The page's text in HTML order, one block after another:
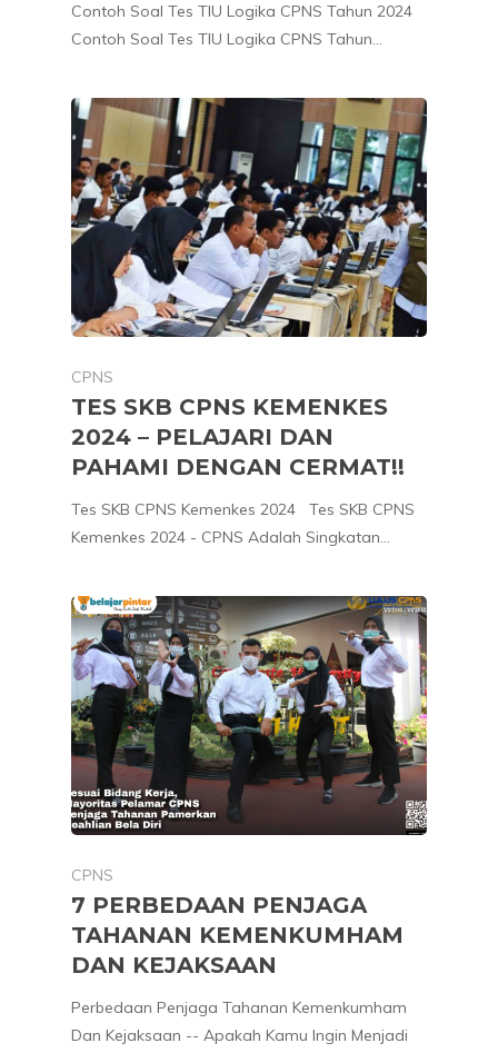
Contoh Soal Tes TIU Logika CPNS Tahun 2024
Contoh Soal Tes TIU Logika CPNS Tahun…
CPNS
TES SKB CPNS KEMENKES
2024 – PELAJARI DAN
PAHAMI DENGAN CERMAT!!
Tes SKB CPNS Kemenkes 2024 Tes SKB CPNS
Kemenkes 2024 - CPNS Adalah Singkatan…
CPNS
7 PERBEDAAN PENJAGA
TAHANAN KEMENKUMHAM
DAN KEJAKSAAN
Perbedaan Penjaga Tahanan Kemenkumham
Dan Kejaksaan -- Apakah Kamu Ingin Menjadi